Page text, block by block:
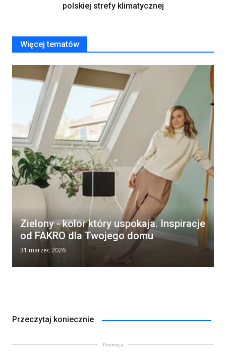
polskiej strefy klimatycznej
Więcej tematów
Zielony - kolor który uspokaja. Inspiracje
od FAKRO dla Twojego domu
31 marzec 2026
Przeczytaj koniecznie
Promocja